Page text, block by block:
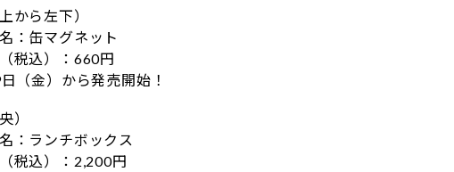
上から左下）
：缶マグネット
税込）：660円
（金）から発売開始！
）
：ランチボックス
税込）：2,200円